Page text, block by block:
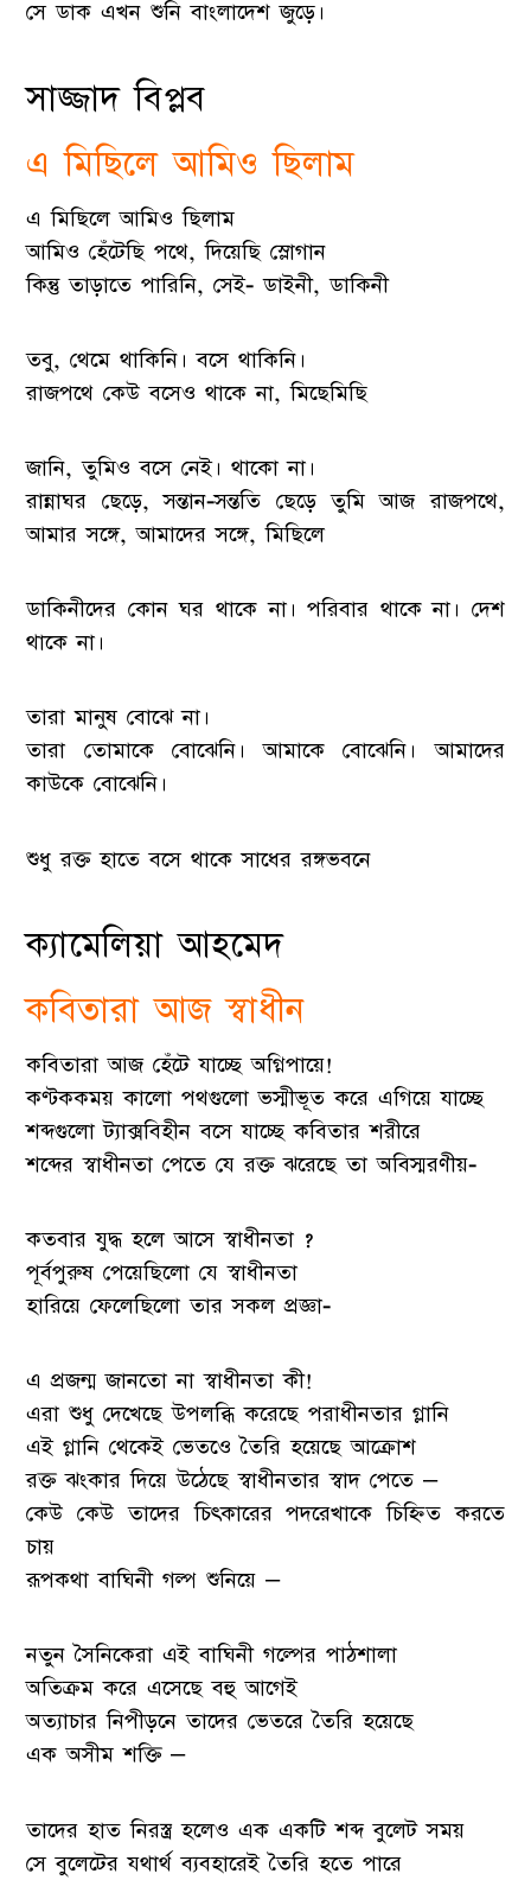
সে ডাক এখন শুনি বাংলাদেশ জুড়ে।
সাজ্জাদ বিপ্লব
এ মিছিলে আমিও ছিলাম
এ মিছিলে আমিও ছিলাম
আমিও হেঁটেছি পথে, দিয়েছি স্লোগান
কিন্তু তাড়াতে পারিনি, সেই- ডাইনী, ডাকিনী
তবু, থেমে থাকিনি। বসে থাকিনি।
রাজপথে কেউ বসেও থাকে না, মিছেমিছি
জানি, তুমিও বসে নেই। থাকো না।
রান্নাঘর ছেড়ে, সন্তান-সন্ততি ছেড়ে তুমি আজ রাজপথে,
আমার সঙ্গে, আমাদের সঙ্গে, মিছিলে
ডাকিনীদের কোন ঘর থাকে না। পরিবার থাকে না। দেশ
থাকে না।
তারা মানুষ বোঝে না।
তারা তোমাকে বোঝেনি। আমাকে বোঝেনি। আমাদের
কাউকে বোঝেনি।
শুধু রক্ত হাতে বসে থাকে সাধের রঙ্গভবনে
ক্যামেলিয়া আহমেদ
কবিতারা আজ স্বাধীন
কবিতারা আজ হেঁটে যাচ্ছে অগ্নিপায়ে!
কণ্টককময় কালো পথগুলো ভস্মীভূত করে এগিয়ে যাচ্ছে
শব্দগুলো ট্যাক্সবিহীন বসে যাচ্ছে কবিতার শরীরে
শব্দের স্বাধীনতা পেতে যে রক্ত ঝরেছে তা অবিস্মরণীয়-
কতবার যুদ্ধ হলে আসে স্বাধীনতা ?
পূর্বপুরুষ পেয়েছিলো যে স্বাধীনতা
হারিয়ে ফেলেছিলো তার সকল প্রজ্ঞা-
এ প্রজন্ম জানতো না স্বাধীনতা কী!
এরা শুধু দেখেছে উপলব্ধি করেছে পরাধীনতার গ্লানি
এই গ্লানি থেকেই ভেতওে তৈরি হয়েছে আক্রোশ
রক্ত ঝংকার দিয়ে উঠেছে স্বাধীনতার স্বাদ পেতে –
কেউ কেউ তাদের চিৎকারের পদরেখাকে চিহ্নিত করতে
চায়
রূপকথা বাঘিনী গল্প শুনিয়ে –
নতুন সৈনিকেরা এই বাঘিনী গল্পের পাঠশালা
অতিক্রম করে এসেছে বহু আগেই
অত্যাচার নিপীড়নে তাদের ভেতরে তৈরি হয়েছে
এক অসীম শক্তি –
তাদের হাত নিরস্ত্র হলেও এক একটি শব্দ বুলেট সময়
সে বুলেটের যথার্থ ব্যবহারেই তৈরি হতে পারে